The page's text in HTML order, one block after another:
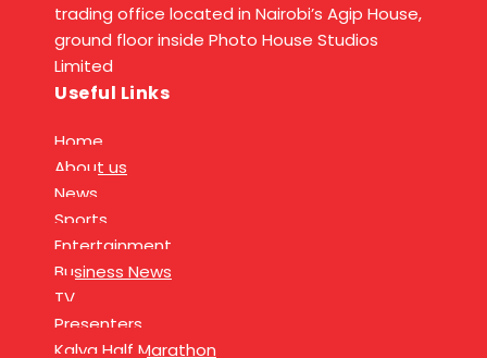
trading office located in Nairobi’s Agip House,
ground floor inside Photo House Studios
Limited
Useful Links
Home
About us
News
Sports
Entertainment
Business News
TV
Presenters
Kalya Half Marathon